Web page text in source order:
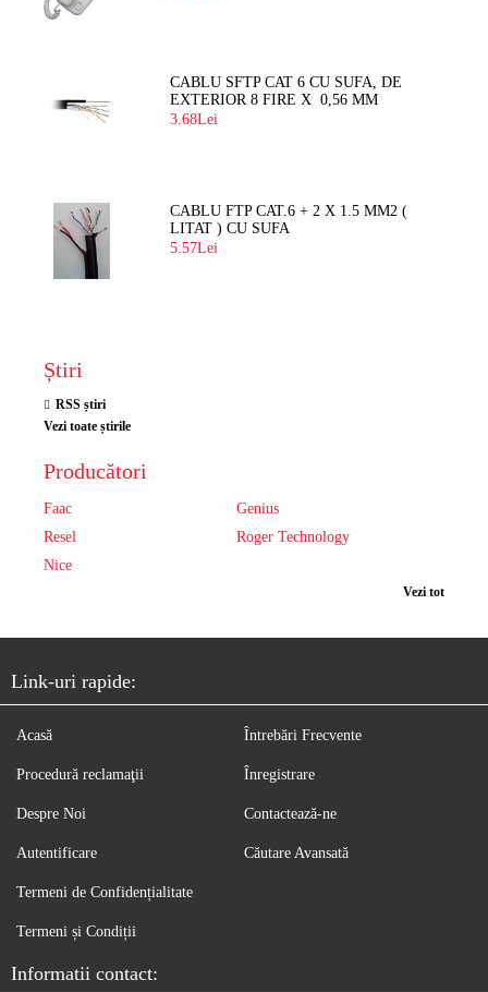
CABLU SFTP CAT 6 CU SUFA, DE
EXTERIOR 8 FIRE X 0,56 MM
3.68Lei
CABLU FTP CAT.6 + 2 X 1.5 MM2 (
LITAT ) CU SUFA
5.57Lei
Știri
RSS știri
Vezi toate știrile
Producători
Faac
Genius
Resel
Roger Technology
Nice
Vezi tot
Link-uri rapide:
Acasă
Procedură reclamaţii
Despre Noi
Autentificare
Întrebări Frecvente
Înregistrare
Contactează-ne
Căutare Avansată
Termeni de Confidențialitate
Termeni și Condiții
Informatii contact: